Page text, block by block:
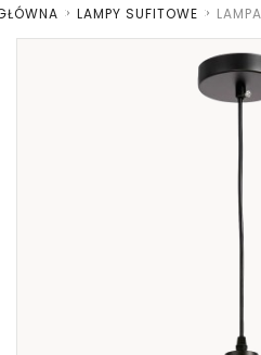
> LAMPY SUFITOWE >